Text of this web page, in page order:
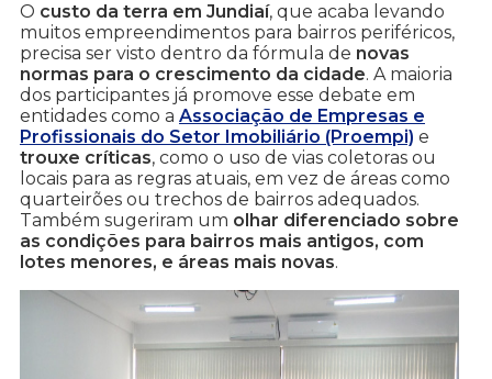
O custo da terra em Jundiaí, que acaba levando
muitos empreendimentos para bairros periféricos,
precisa ser visto dentro da fórmula de novas
normas para o crescimento da cidade. A maioria
dos participantes já promove esse debate em
entidades como a Associação de Empresas e
Profissionais do Setor Imobiliário (Proempi) e
trouxe críticas, como o uso de vias coletoras ou
locais para as regras atuais, em vez de áreas como
quarteirões ou trechos de bairros adequados.
Também sugeriram um olhar diferenciado sobre
as condições para bairros mais antigos, com
lotes menores, e áreas mais novas.